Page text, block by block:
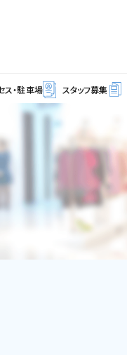
ス・駐車場 スタッフ募集